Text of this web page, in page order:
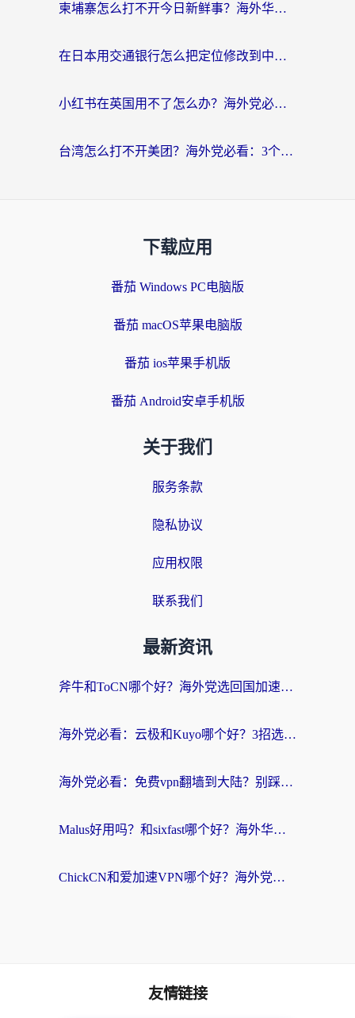
柬埔寨怎么打不开今日新鲜事？海外华人追剧看新闻的加速器选择指南
在日本用交通银行怎么把定位修改到中国国内？海外党必备实用指南（附追剧支付社交全解）
小红书在英国用不了怎么办？海外党必看的回国加速解决方案
台湾怎么打不开美团？海外党必看：3个实用技巧解决国内App地区限制难题
下载应用
番茄 Windows PC电脑版
番茄 macOS苹果电脑版
番茄 ios苹果手机版
番茄 Android安卓手机版
关于我们
服务条款
隐私协议
应用权限
联系我们
最新资讯
斧牛和ToCN哪个好？海外党选回国加速器的避坑指南（附免费工具推荐）
海外党必看：云极和Kuyo哪个好？3招选对回国加速器，无缝刷国内资源
海外党必看：免费vpn翻墙到大陆？别踩坑！教你选对回国加速器无缝追剧玩游戏
Malus好用吗？和sixfast哪个好？海外华人亲测3款热门回国加速器，附排名指南
ChickCN和爱加速VPN哪个好？海外党亲测3款回国加速器，这一款才是无缝访问国内资源的最优解
友情链接